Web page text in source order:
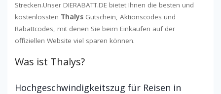
Strecken.Unser DIERABATT.DE bietet Ihnen die besten und
kostenlossten Thalys Gutschein, Aktionscodes und
Rabattcodes, mit denen Sie beim Einkaufen auf der
offiziellen Website viel sparen können.
Was ist Thalys?
Hochgeschwindigkeitszug für Reisen in